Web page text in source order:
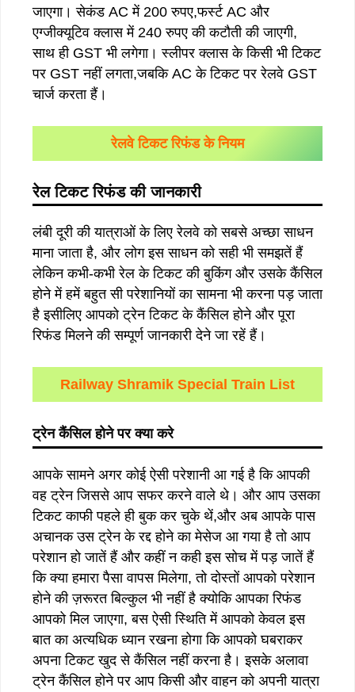
जाएगा। सेकंड AC में 200 रुपए,फर्स्ट AC और
एग्जीक्यूटिव क्लास में 240 रुपए की कटौती की जाएगी,
साथ ही GST भी लगेगा। स्लीपर क्लास के किसी भी टिकट
पर GST नहीं लगता,जबकि AC के टिकट पर रेलवे GST
चार्ज करता हैं।
रेलवे टिकट रिफंड के नियम
रेल टिकट रिफंड की जानकारी
लंबी दूरी की यात्राओं के लिए रेलवे को सबसे अच्छा साधन
माना जाता है, और लोग इस साधन को सही भी समझतें हैं
लेकिन कभी-कभी रेल के टिकट की बुकिंग और उसके कैंसिल
होने में हमें बहुत सी परेशानियों का सामना भी करना पड़ जाता
है इसीलिए आपको ट्रेन टिकट के कैंसिल होने और पूरा
रिफंड मिलने की सम्पूर्ण जानकारी देने जा रहें हैं।
Railway Shramik Special Train List
ट्रेन कैंसिल होने पर क्या करे
आपके सामने अगर कोई ऐसी परेशानी आ गई है कि आपकी
वह ट्रेन जिससे आप सफर करने वाले थे। और आप उसका
टिकट काफी पहले ही बुक कर चुके थें,और अब आपके पास
अचानक उस ट्रेन के रद्द होने का मेसेज आ गया है तो आप
परेशान हो जातें हैं और कहीं न कही इस सोच में पड़ जातें हैं
कि क्या हमारा पैसा वापस मिलेगा, तो दोस्तों आपको परेशान
होने की ज़रूरत बिल्कुल भी नहीं है क्योकि आपका रिफंड
आपको मिल जाएगा, बस ऐसी स्थिति में आपको केवल इस
बात का अत्यधिक ध्यान रखना होगा कि आपको घबराकर
अपना टिकट खुद से कैंसिल नहीं करना है। इसके अलावा
ट्रेन कैंसिल होने पर आप किसी और वाहन को अपनी यात्रा